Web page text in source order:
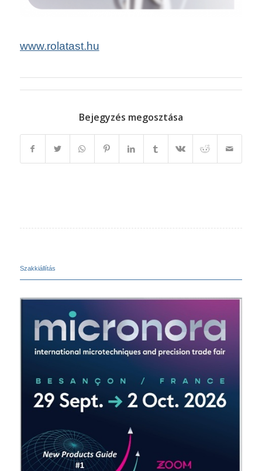
www.rolatast.hu
Bejegyzés megosztása
Szakkiállítás